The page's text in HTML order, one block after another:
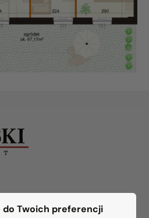
Twoich preferencji